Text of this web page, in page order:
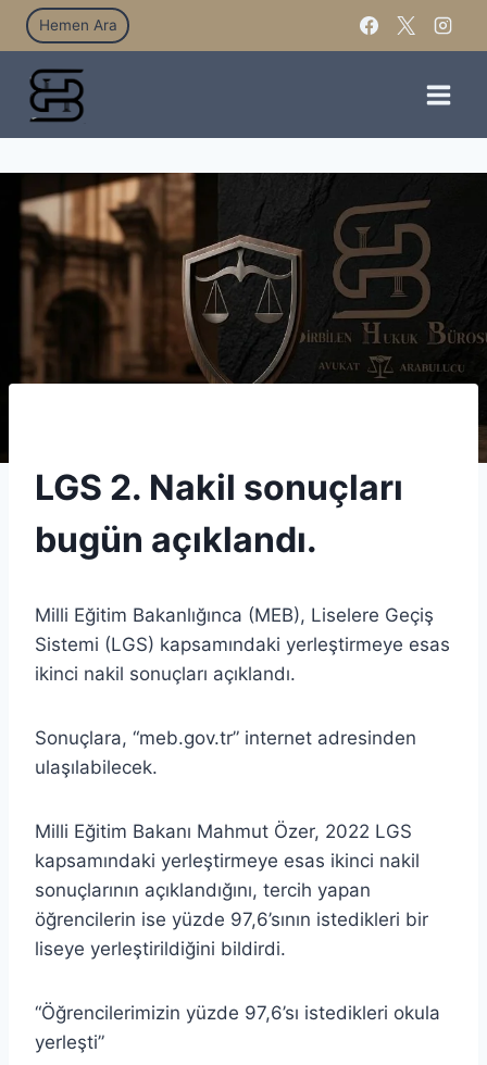
Hemen Ara
LGS 2. Nakil sonuçları
bugün açıklandı.
Milli Eğitim Bakanlığınca (MEB), Liselere Geçiş
Sistemi (LGS) kapsamındaki yerleştirmeye esas
ikinci nakil sonuçları açıklandı.
Sonuçlara, “meb.gov.tr” internet adresinden
ulaşılabilecek.
Milli Eğitim Bakanı Mahmut Özer, 2022 LGS
kapsamındaki yerleştirmeye esas ikinci nakil
sonuçlarının açıklandığını, tercih yapan
öğrencilerin ise yüzde 97,6’sının istedikleri bir
liseye yerleştirildiğini bildirdi.
“Öğrencilerimizin yüzde 97,6’sı istedikleri okula
yerleşti”